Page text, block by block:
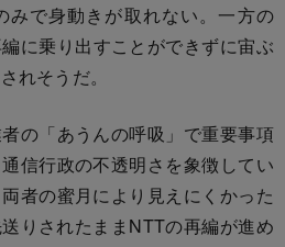
みで身動きが取れない。一方の
に乗り出すことができずに宙ぶ
れそうだ。
の「あうんの呼吸」で重要事項
信行政の不透明さを象徴してい
者の蜜月により見えにくかった
りされたままNTTの再編が進め